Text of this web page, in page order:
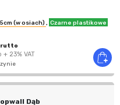
(w osiach) , Czarne plastikowe
+ 23% VAT
Dąb